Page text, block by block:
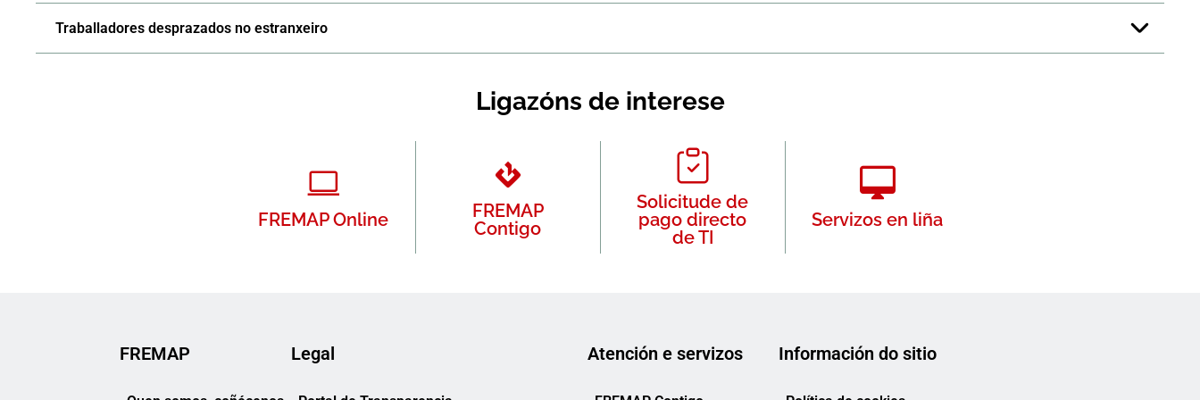
Traballadores desprazados no estranxeiro
Ligazóns de interese
FREMAP Online
FREMAP
Contigo
Solicitude de
pago directo
de TI
Servizos en liña
FREMAP Legal Atención e servizos Información do sitio